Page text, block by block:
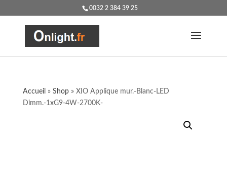
0032 2 384 39 25
Accueil » Shop» XIO Applique mur.-Blanc-LED
Dimm.-1xG9-4W-2700K-